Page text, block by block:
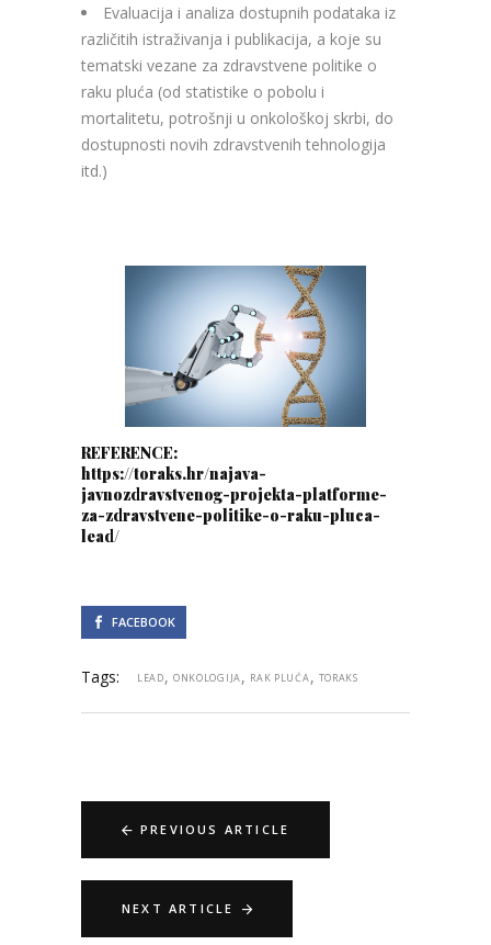
Evaluacija i analiza dostupnih podataka iz
različitih istraživanja i publikacija, a koje su
tematski vezane za zdravstvene politike o
raku pluća (od statistike o pobolu i
mortalitetu, potrošnji u onkološkoj skrbi, do
dostupnosti novih zdravstvenih tehnologija
itd.)
REFERENCE:
https://toraks.hr/najava-
javnozdravstvenog-projekta-platforme-
za-zdravstvene-politike-o-raku-pluca-
lead/
FACEBOOK
Tags: LEAD, ONKOLOGIJA, RAK PLUĆA, TORAKS
PREVIOUS ARTICLE
NEXT ARTICLE